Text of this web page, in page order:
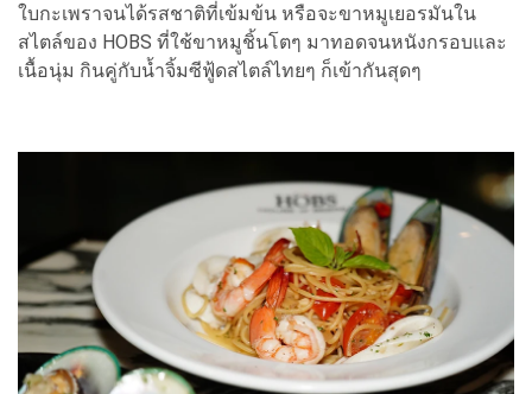
ใบกะเพราจนได้รสชาติที่เข้มข้น หรือจะขาหมูเยอรมันใน
สไตล์ของ HOBS ที่ใช้ขาหมูชิ้นโตๆ มาทอดจนหนังกรอบและ
เนื้อนุ่ม กินคู่กับน้ำจิ้มซีฟู้ดสไตล์ไทยๆ ก็เข้ากันสุดๆ